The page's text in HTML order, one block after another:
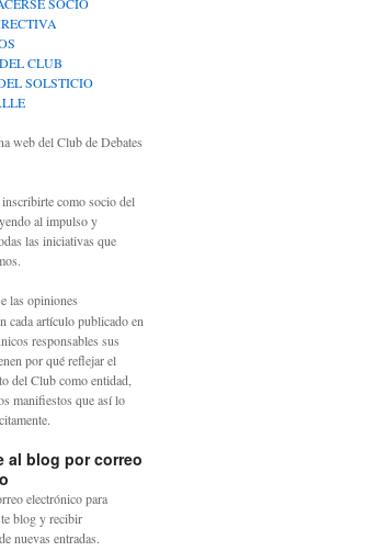
CLUB
SOLSTICIO
web del Club de Debates
como socio del
al impulso y
las iniciativas que
las opiniones
cada artículo publicado en
responsables sus
por qué reflejar el
del Club como entidad,
manifiestos que así lo
al blog por correo
electrónico para
blog y recibir
nuevas entradas.